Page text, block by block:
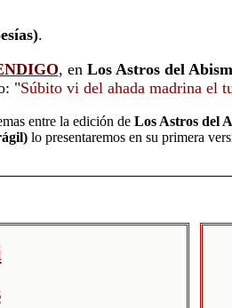
.
, en Los Astros del
"Súbito vi del ahada madrina el
entre la edición de Los Astros del
lo presentaremos en su primera